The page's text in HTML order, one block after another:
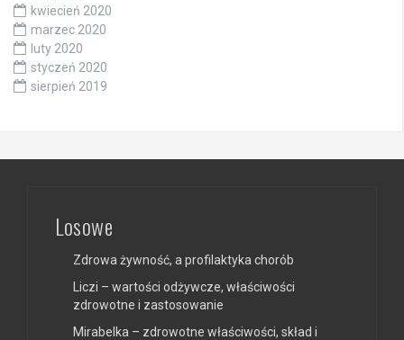
kwiecień 2020
marzec 2020
luty 2020
styczeń 2020
sierpień 2019
Losowe
Zdrowa żywność, a profilaktyka chorób
Liczi – wartości odżywcze, właściwości
zdrowotne i zastosowanie
Mirabelka – zdrowotne właściwości, skład i